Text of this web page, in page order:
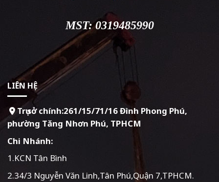
MST: 0319485990
LIÊN HỆ
Trụ sở chính:261/15/71/16 Đình Phong Phú,
phường Tăng Nhơn Phú, TPHCM
Chi Nhánh:
1.KCN Tân Bình
2.34/3 Nguyễn Văn Linh,Tân Phú,Quận 7,TPHCM.